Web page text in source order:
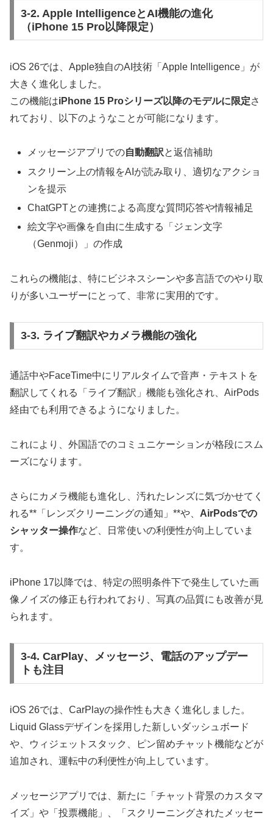
3-2. Apple IntelligenceとAI機能の進化
（iPhone 15 Pro以降限定）
iOS 26では、Apple独自のAI技術「Apple Intelligence」が
大きく進化しました。
この機能はiPhone 15 Proシリーズ以降のモデルに限定さ
れており、以下のようなことが可能になります。
メッセージアプリでの自動翻訳と返信補助
スクリーン上の情報をAIが読み取り、適切なアクショ
ンを提示
ChatGPTとの連携による高度な質問応答や情報補足
絵文字や画像を自由に生成する「ジェン文字
（Genmoji）」の作成
これらの機能は、特にビジネスシーンや多言語でのやり取
りが多いユーザーにとって、非常に実用的です。
3-3. ライブ翻訳やカメラ機能の強化
通話中やFaceTime中にリアルタイムで音声・テキストを
翻訳してくれる「ライブ翻訳」機能も強化され、AirPods
経由でも利用できるようになりました。
これにより、外国語でのコミュニケーションが格段にスム
ーズになります。
さらにカメラ機能も進化し、汚れたレンズに気づかせてく
れる**「レンズクリーニングの通知」**や、 AirPodsでの
シャッター操作など、日常使いの利便性が向上していま
す。
iPhone 17以降では、特定の照明条件下で発生していた画
像ノイズの修正も行われており、写真の品質にも改善が見
られます。
3-4. CarPlay、メッセージ、電話のアップデー
トも注目
iOS 26では、CarPlayの操作性も大きく進化しました。
Liquid Glassデザインを採用した新しいダッシュボード
や、ウィジェットスタック、ピン留めチャット機能などが
追加され、運転中の利便性が向上しています。
メッセージアプリでは、新たに「チャット背景のカスタマ
イズ」や「投票機能」、「スクリーニングされたメッセー